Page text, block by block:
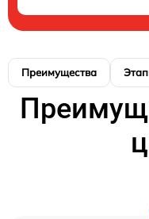
Преимущества